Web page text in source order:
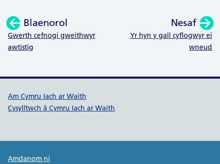
Blaenorol
:
Gwerth cefnogi gweithwyr
awtistig
Nesaf
Yr hyn y gall cyflogwyr ei
wneud
Dolenni cymorth Cymru Iach ar
Am Cymru Iach ar Waith
Cysylltwch â Cymru Iach ar Waith
Public Health Wales Support links
Amdanom ni